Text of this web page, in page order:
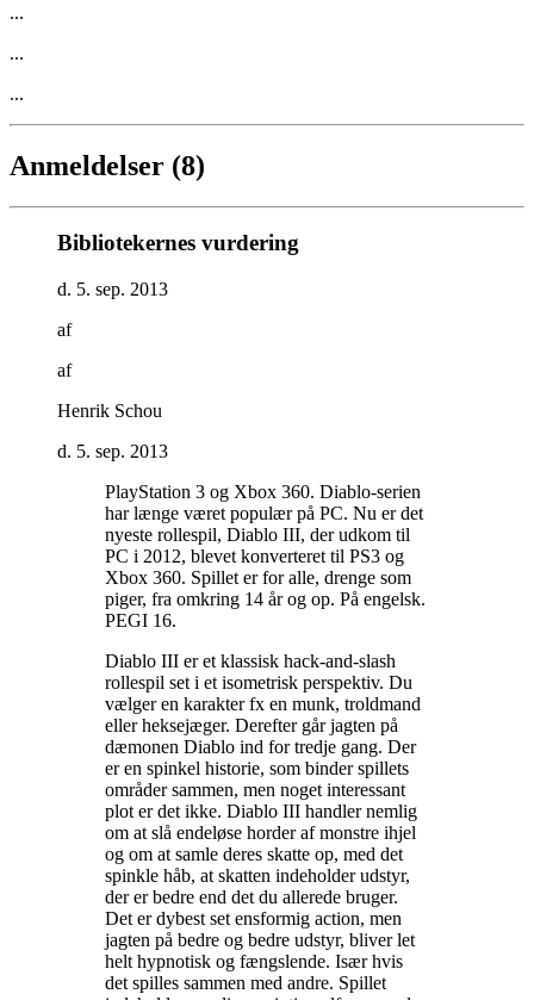
...
...
...
Anmeldelser (8)
Bibliotekernes vurdering
d. 5. sep. 2013
af
af
Henrik Schou
d. 5. sep. 2013
PlayStation 3 og Xbox 360. Diablo-serien
har længe været populær på PC. Nu er det
nyeste rollespil, Diablo III, der udkom til
PC i 2012, blevet konverteret til PS3 og
Xbox 360. Spillet er for alle, drenge som
piger, fra omkring 14 år og op. På engelsk.
PEGI 16.
Diablo III er et klassisk hack-and-slash
rollespil set i et isometrisk perspektiv. Du
vælger en karakter fx en munk, troldmand
eller heksejæger. Derefter går jagten på
dæmonen Diablo ind for tredje gang. Der
er en spinkel historie, som binder spillets
områder sammen, men noget interessant
plot er det ikke. Diablo III handler nemlig
om at slå endeløse horder af monstre ihjel
og om at samle deres skatte op, med det
spinkle håb, at skatten indeholder udstyr,
der er bedre end det du allerede bruger.
Det er dybest set ensformig action, men
jagten på bedre og bedre udstyr, bliver let
helt hypnotisk og fængslende. Især hvis
det spilles sammen med andre. Spillet